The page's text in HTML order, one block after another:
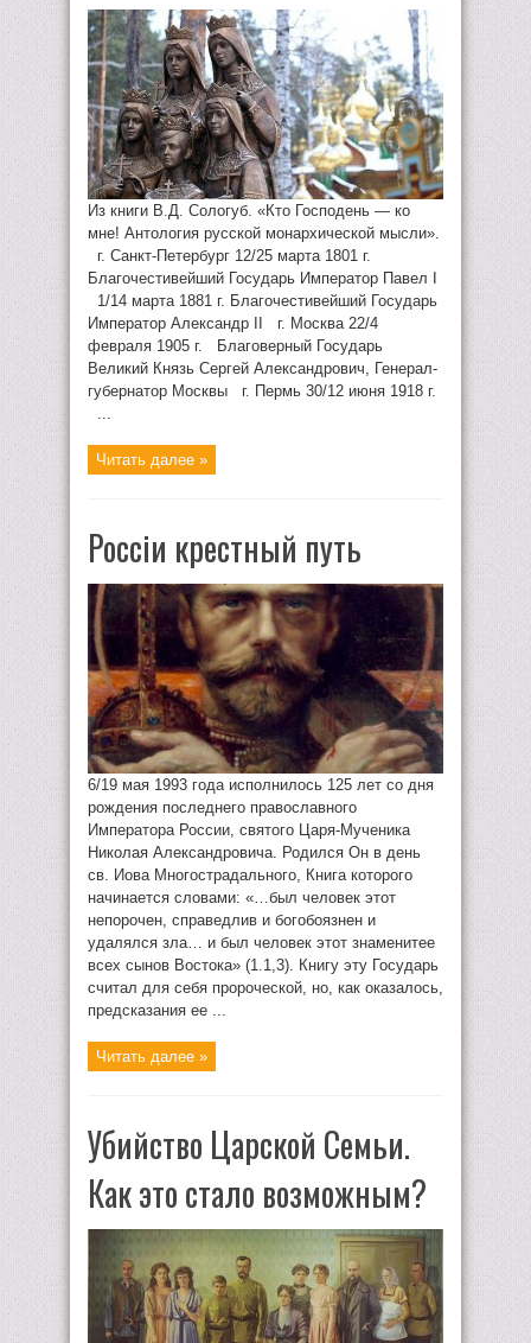
Из книги В.Д. Сологуб. «Кто Господень — ко
мне! Антология русской монархической мысли».
г. Санкт-Петербург 12/25 марта 1801 г.
Благочестивейший Государь Император Павел I
1/14 марта 1881 г. Благочестивейший Государь
Император Александр II г. Москва 22/4
февраля 1905 г. Благоверный Государь
Великий Князь Сергей Александрович, Генерал-
губернатор Москвы г. Пермь 30/12 июня 1918 г.
...
Читать далее »
Россiи крестный путь
6/19 мая 1993 года исполнилось 125 лет со дня
рождения последнего православного
Императора России, святого Царя-Мученика
Николая Александровича. Родился Он в день
св. Иова Многострадального, Книга кото­рого
начинается словами: «…был человек этот
непорочен, справедлив и богобоязнен и
удалялся зла… и был человек этот знаменитее
всех сынов Востока» (1.1,3). Книгу эту Государь
считал для себя пророческой, но, как оказалось,
предсказания ее ...
Читать далее »
Убийство Царской Семьи.
Как это стало возможным?